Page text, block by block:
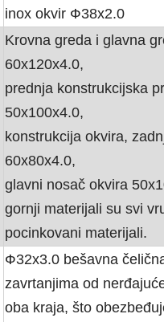
inox okvir Ф38х2.0
Krovna greda i glavna
60x120x4.0,
prednja konstrukcijska
50x100x4.0,
konstrukcija okvira,
60x80x4.0,
glavni nosač okvira
gornji materijali su svi
pocinkovani materijali.
Ф32x3.0 bešavna
zavrtanjima od
oba kraja, što